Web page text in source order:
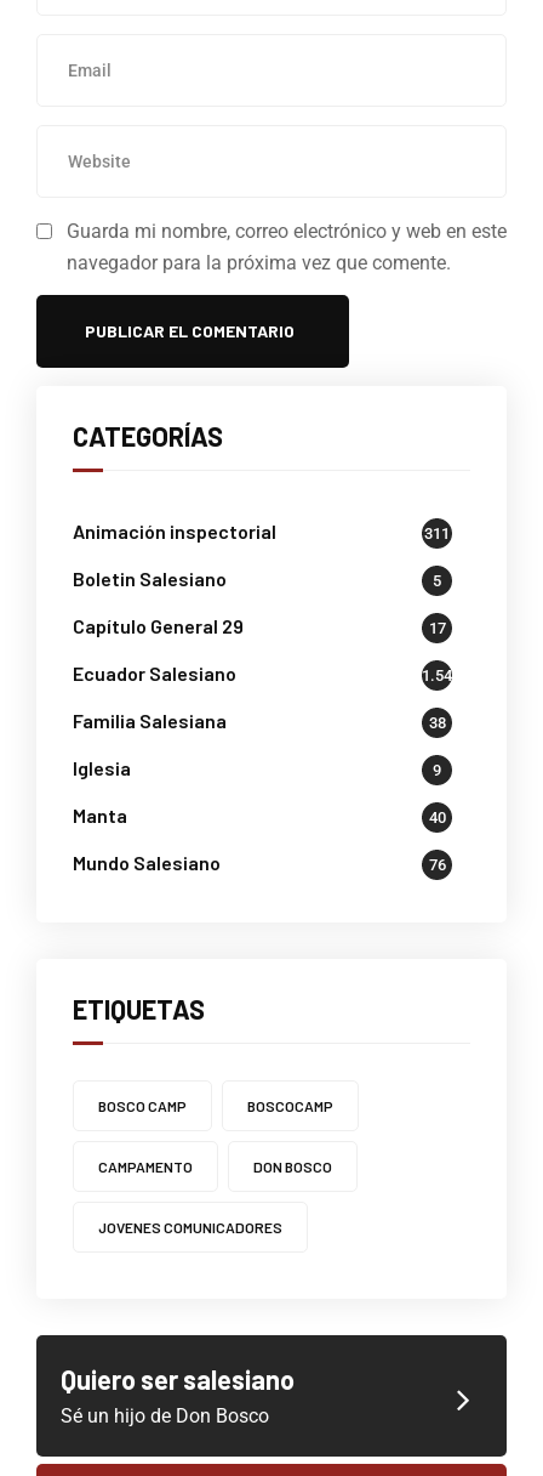
Guarda mi nombre, correo electrónico y web en este
navegador para la próxima vez que comente.
CATEGORÍAS
Animación inspectorial 311
Boletin Salesiano 5
Capítulo General 29 17
Ecuador Salesiano 1.541
Familia Salesiana 38
Iglesia 9
Manta 40
Mundo Salesiano 76
ETIQUETAS
BOSCO CAMP BOSCOCAMP
CAMPAMENTO DON BOSCO
JOVENES COMUNICADORES
Quiero ser salesiano
Sé un hijo de Don Bosco